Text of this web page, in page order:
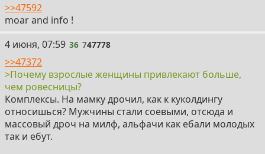
>>47592
moar and info !
36
4 июня, 07:59 36 747778
>>47372
>Почему взрослые женщины привлекают больше,
чем ровесницы?
Комплексы. На мамку дрочил, как к куколдингу
относишься? Мужчины стали соевыми, отсюда и
массовый дроч на милф, альфачи как ебали молодых
так и ебут.